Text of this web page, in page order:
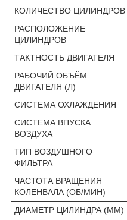
КОЛИЧЕСТВО ЦИЛИНДРОВ
РАСПОЛОЖЕНИЕ
ЦИЛИНДРОВ
ТАКТНОСТЬ ДВИГАТЕЛЯ
РАБОЧИЙ ОБЪЁМ
ДВИГАТЕЛЯ (Л)
СИСТЕМА ОХЛАЖДЕНИЯ
СИСТЕМА ВПУСКА
ВОЗДУХА
ТИП ВОЗДУШНОГО
ФИЛЬТРА
ЧАСТОТА ВРАЩЕНИЯ
КОЛЕНВАЛА (ОБ/МИН)
ДИАМЕТР ЦИЛИНДРА (ММ)